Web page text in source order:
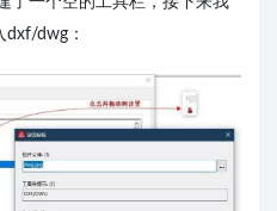
dxf/dwg：